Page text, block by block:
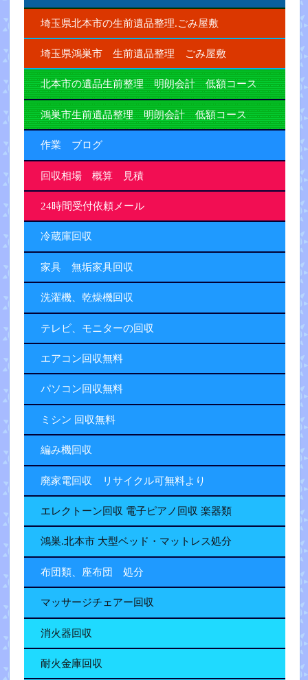
埼玉県北本市の生前遺品整理.ごみ屋敷
埼玉県鴻巣市 生前遺品整理 ごみ屋敷
北本市の遺品生前整理 明朗会計 低額コース
鴻巣市生前遺品整理 明朗会計 低額コース
作業 ブログ
回収相場 概算 見積
24時間受付依頼メール
冷蔵庫回収
家具 無垢家具回収
洗濯機、乾燥機回収
テレビ、モニターの回収
エアコン回収無料
パソコン回収無料
ミシン 回収無料
編み機回収
廃家電回収 リサイクル可無料より
エレクトーン回収 電子ピアノ回収 楽器類
鴻巣.北本市 大型ベッド・マットレス処分
布団類、座布団 処分
マッサージチェアー回収
消火器回収
耐火金庫回収